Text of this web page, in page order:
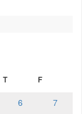
T F
6
7